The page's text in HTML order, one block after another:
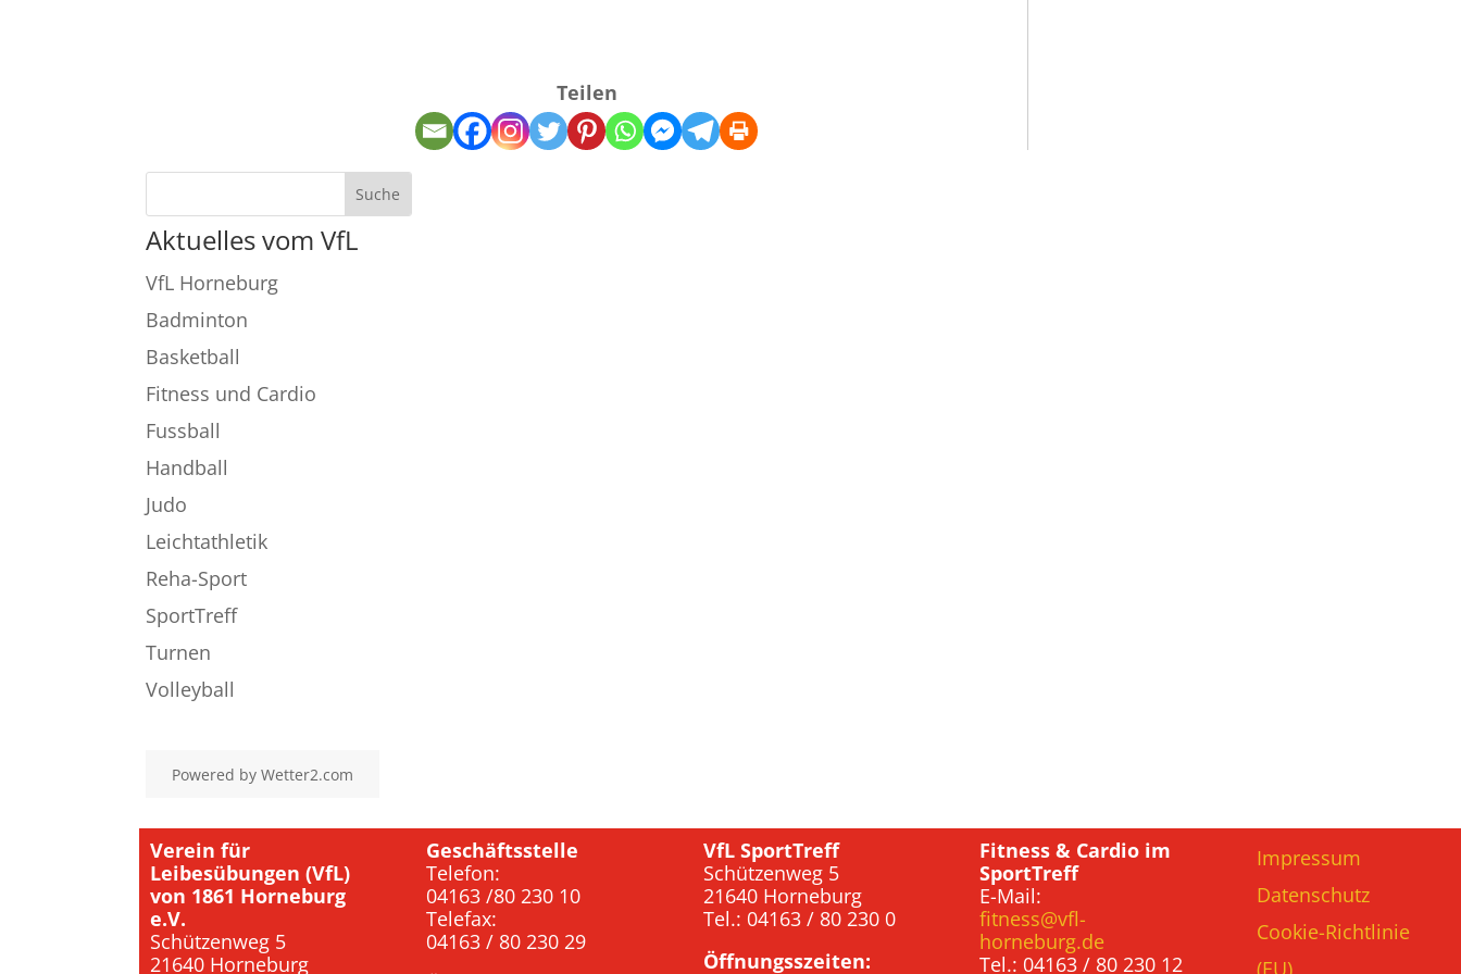
Teilen
Aktuelles vom VfL
VfL Horneburg
Badminton
Basketball
Fitness und Cardio
Fussball
Handball
Judo
Leichtathletik
Reha-Sport
SportTreff
Turnen
Volleyball
Powered byWetter2.com
Verein für
Leibesübungen (VfL)
von 1861 Horneburg
e.V.
Schützenweg 5
21640 Horneburg
Geschäftsstelle
Telefon:
04163 /80 230 10
Telefax:
04163 / 80 230 29
VfL SportTreff
Schützenweg 5
21640 Horneburg
Tel.: 04163 / 80 230 0
Öffnungsszeiten:
Fitness & Cardio im
SportTreff
E-Mail:
fitness@vfl-
horneburg.de
Tel.: 04163 / 80 230 12
Impressum
Datenschutz
Cookie-Richtlinie
(EU)